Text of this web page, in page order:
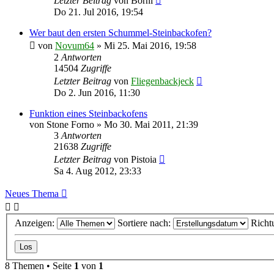
Do 21. Jul 2016, 19:54
Wer baut den ersten Schummel-Steinbackofen?
von Novum64 » Mi 25. Mai 2016, 19:58
2 Antworten
14504 Zugriffe
Letzter Beitrag von Fliegenbackjeck
Do 2. Jun 2016, 11:30
Funktion eines Steinbackofens
von Stone Forno » Mo 30. Mai 2011, 21:39
3 Antworten
21638 Zugriffe
Letzter Beitrag von Pistoia
Sa 4. Aug 2012, 23:33
Neues Thema
Anzeigen: Sortiere nach:
8 Themen • Seite 1 von 1